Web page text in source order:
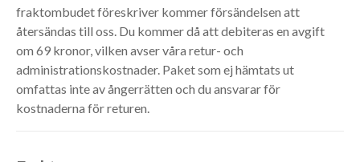
fraktombudet föreskriver kommer försändelsen att
återsändas till oss. Du kommer då att debiteras en avgift
om 69 kronor, vilken avser våra retur- och
administrationskostnader. Paket som ej hämtats ut
omfattas inte av ångerrätten och du ansvarar för
kostnaderna för returen.